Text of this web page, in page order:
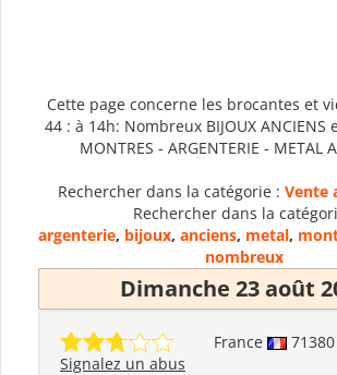
Cette page concerne les brocantes et
44 : à 14h: Nombreux BIJOUX ANCIENS
MONTRES - ARGENTERIE - METAL
Rechercher dans la catégorie : Vente
Rechercher dans la
argenterie, bijoux, anciens, metal,
nombreux
Dimanche 23 août
France 71380
Signalez un abus